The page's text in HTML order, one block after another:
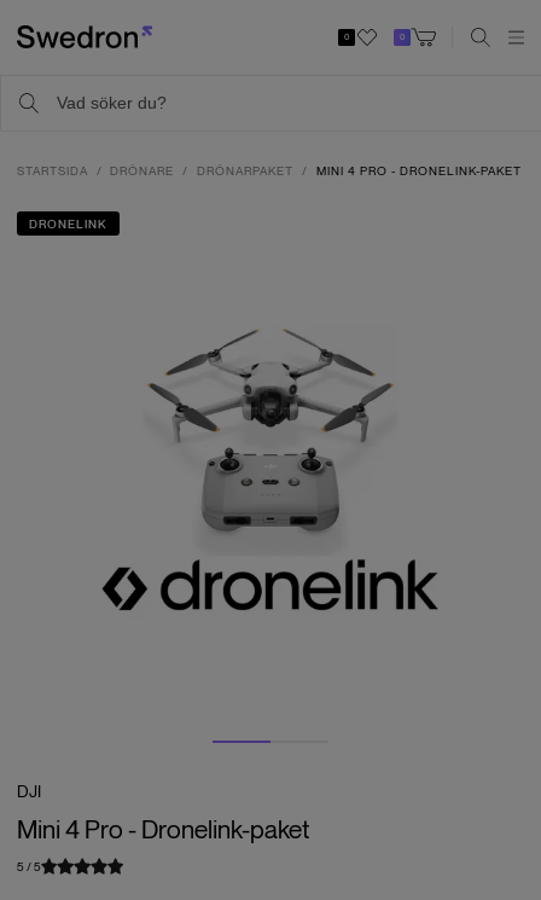
0 0
STARTSIDA DRÖNARE DRÖNARPAKET MINI 4 PRO - DRONELINK-PAKET
DRONELINK
DJI
Mini 4 Pro - Dronelink-paket
5 /5